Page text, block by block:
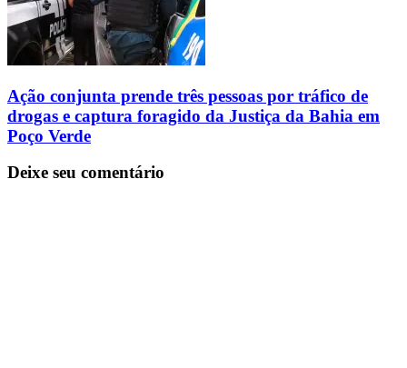
Ação conjunta prende três pessoas por tráfico de
drogas e captura foragido da Justiça da Bahia em
Poço Verde
Deixe seu comentário